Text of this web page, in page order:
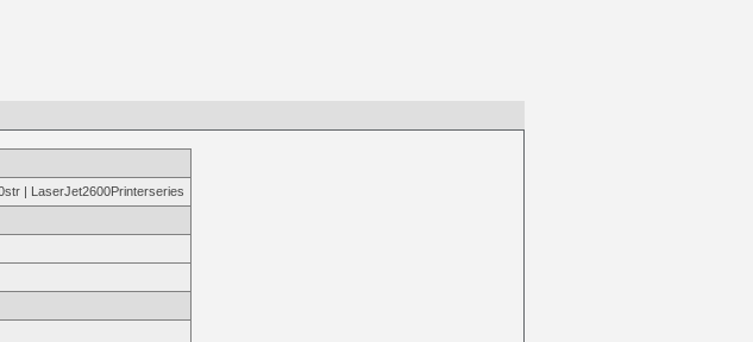
| LaserJet2600Printerseries